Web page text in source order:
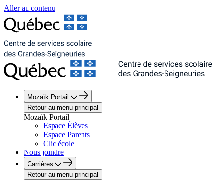
Aller au contenu
Mozaïk Portail
Retour au menu principal
Mozaïk Portail
Espace Élèves
Espace Parents
Clic école
Nous joindre
Carrières
Retour au menu principal